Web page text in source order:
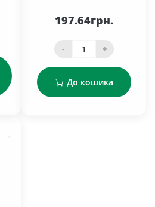
197.64грн.
- +
До кошика